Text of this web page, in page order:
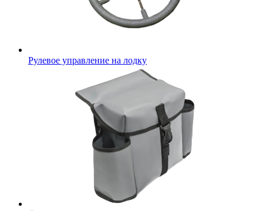
Рулевое управление на лодку